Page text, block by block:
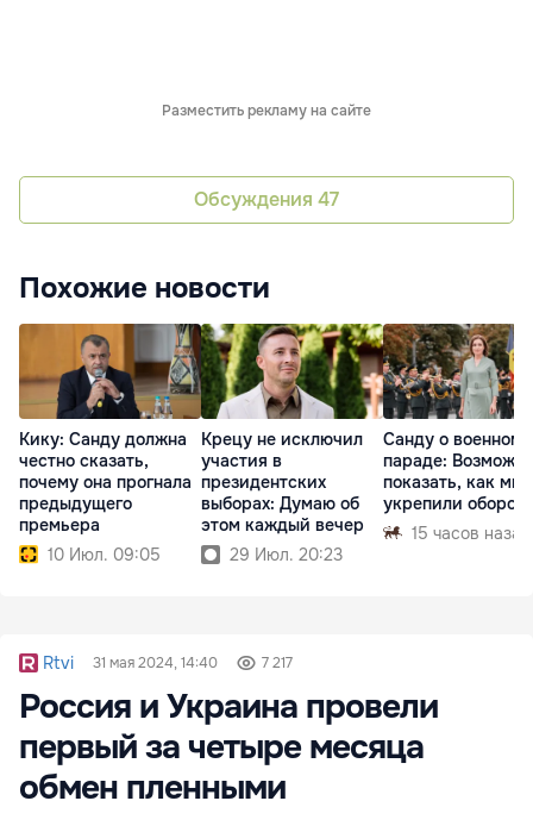
Разместить рекламу на сайте
Обсуждения 47
Похожие новости
Кику: Санду должна
честно сказать,
почему она прогнала
предыдущего
премьера
10 Июл. 09:05
Крецу не исключил
участия в
президентских
выборах: Думаю об
этом каждый вечер
29 Июл. 20:23
Санду о военном
параде:
показать, как мы
укрепили
15 часов назад
Rtvi 31 мая 2024, 14:40 7 217
Россия и Украина провели
первый за четыре месяца
обмен пленными